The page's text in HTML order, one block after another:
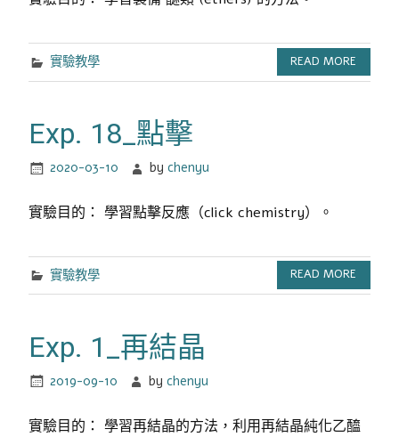
實驗教學 READ MORE
Exp. 18_點擊
2020-03-10 bychenyu
實驗目的： 學習點擊反應（click chemistry）。
實驗教學 READ MORE
Exp. 1_再結晶
2019-09-10 bychenyu
實驗目的： 學習再結晶的方法，利用再結晶純化乙醯